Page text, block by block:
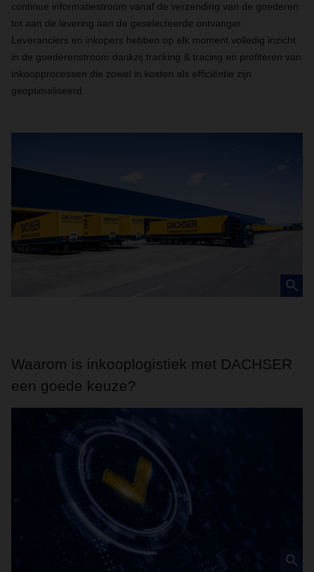
continue informatiestroom vanaf de verzending van de goederen
tot aan de levering aan de geselecteerde ontvanger.
Leveranciers en inkopers hebben op elk moment volledig inzicht
in de goederenstroom dankzij tracking & tracing en profiteren van
inkoopprocessen die zowel in kosten als efficiëntie zijn
geoptimaliseerd.
Waarom is inkooplogistiek met DACHSER
een goede keuze?